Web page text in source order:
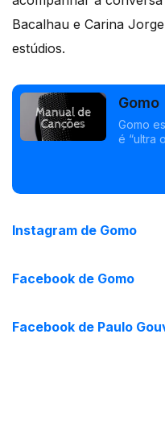
Bacalhau e Carina
estúdios.
Gomo
Gomo
é “ultra
hino
filhos,
Instagram de Gomo
Facebook de Gomo
Facebook de Paulo